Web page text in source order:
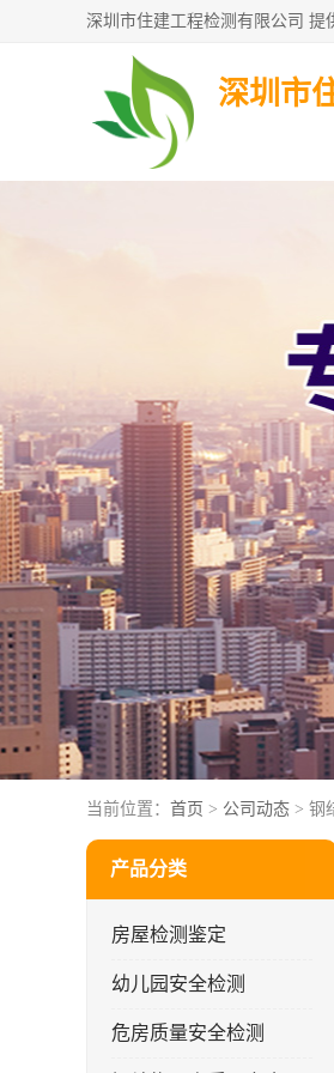
深圳市
当前位置： 首页 > 公司动态 > 钢
产品分类
房屋检测鉴定
幼儿园安全检测
危房质量安全检测